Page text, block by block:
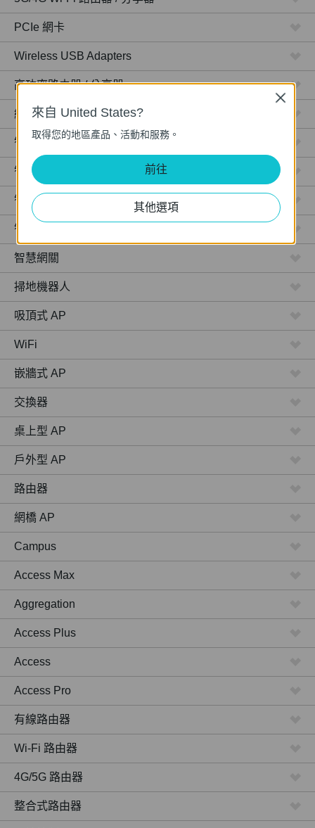
PCIe 網卡
Wireless USB Adapters
高功率路由器 / 分享器
網路攝影機
智慧型插座
智慧型燈泡
智慧開關
智慧感應器
智慧網關
掃地機器人
吸頂式 AP
WiFi
嵌牆式 AP
交換器
桌上型 AP
戶外型 AP
路由器
網橋 AP
Campus
Access Max
Aggregation
Access Plus
Access
Access Pro
有線路由器
Wi-Fi 路由器
4G/5G 路由器
整合式路由器
來自 United States?
取得您的地區產品、活動和服務。
前往
其他選項
Close